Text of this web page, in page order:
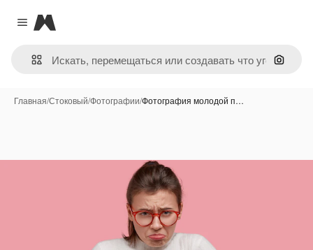
Close menu
Magnific
Поиск
Главная/Стоковый/Фотографии/Фотография молодой п…